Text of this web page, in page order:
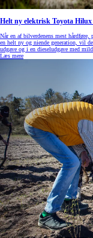
Helt ny elektrisk Toyota
Når en af bilverdenens mest
en helt ny og niende generation, vil
udgave og i en dieseludgave med
Læs mere